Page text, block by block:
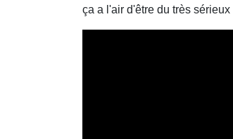
ça a l'air d'être du très sérieux